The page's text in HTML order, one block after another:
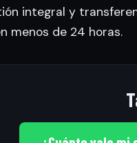
integral y
menos de 24 horas.